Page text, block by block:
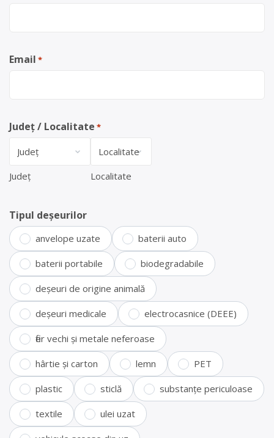
Email *
Județ / Localitate *
Județ Localitate
Tipul deșeurilor
anvelope uzate baterii auto
baterii portabile biodegradabile
deșeuri de origine animală
deșeuri medicale electrocasnice (DEEE)
fier vechi și metale neferoase
hârtie și carton lemn PET
plastic sticlă substanțe periculoase
textile ulei uzat